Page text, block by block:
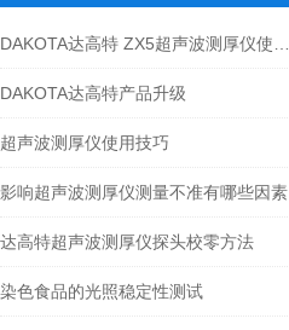
DAKOTA达高特产品升级
超声波测厚仪使用技巧
影响超声波测厚仪测量不准有哪些因素
达高特超声波测厚仪探头校零方法
染色食品的光照稳定性测试